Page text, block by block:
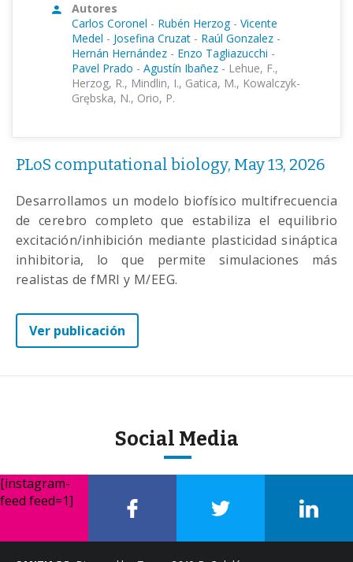
Autores
Carlos Coronel - Rubén Herzog - Vicente
Medel - Josefina Cruzat - Raúl Gonzalez -
Hernán Hernández - Enzo Tagliazucchi -
Pavel Prado - Agustín Ibañez - Lehue, F.,
Herzog, R., Mindlin, I., Gatica, M., Kowalczyk-
Grębska, N., Orio, P.
PLoS computational biology, May 13, 2026
Desarrollamos un modelo biofísico multifrecuencia
de cerebro completo que estabiliza el equilibrio
excitación/inhibición mediante plasticidad sináptica
inhibitoria, lo que permite simulaciones más
realistas de fMRI y M/EEG.
Ver publicación
Social Media
[instagram-
feed feed=1]